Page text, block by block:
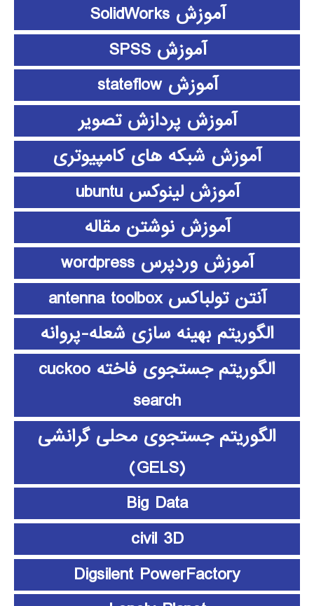
آموزش SolidWorks
آموزش SPSS
آموزش stateflow
آموزش پردازش تصویر
آموزش شبکه های کامپیوتری
آموزش لینوکس ubuntu
آموزش نوشتن مقاله
آموزش وردپرس wordpress
آنتن تولباکس antenna toolbox
الگوریتم بهینه سازی شعله-پروانه
الگوریتم جستجوی فاخته cuckoo
search
الگوریتم جستجوی محلی گرانشی
(GELS)
Big Data
civil 3D
Digsilent PowerFactory